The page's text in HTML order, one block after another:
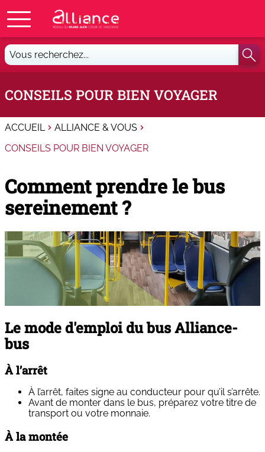
Vous
recherchez...
CONSEILS POUR BIEN VOYAGER
ACCUEIL
ALLIANCE & VOUS
CONSEILS POUR BIEN VOYAGER
Comment prendre le bus
sereinement ?
Le mode d'emploi du bus Alliance-
bus
À l’arrêt
À l’arrêt, faites signe au conducteur pour qu’il s’arrête.
Avant de monter dans le bus, préparez votre titre de
transport ou votre monnaie.
À la montée